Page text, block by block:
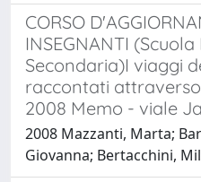
CORSO
INSEGNANTI
Secondaria)I viaggi
raccontati
2008 Memo - viale
2008 Mazzanti, Marta;
Giovanna; Bertacchini,